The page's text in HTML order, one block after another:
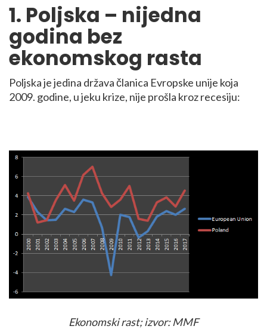
1. Poljska – nijedna
godina bez
ekonomskog rasta
Poljska je jedina država članica Evropske unije koja
2009. godine, u jeku krize, nije prošla kroz recesiju:
Ekonomski rast; izvor: MMF